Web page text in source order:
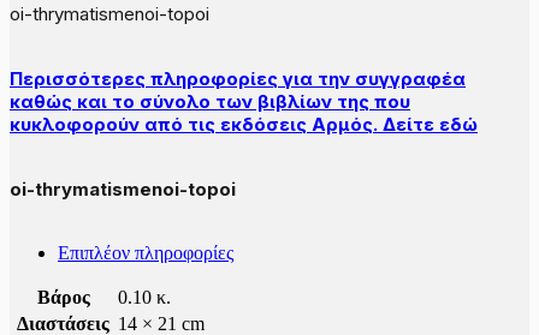
oi-thrymatismenoi-topoi
Περισσότερες πληροφορίες για την συγγραφέα
καθώς και το σύνολο των βιβλίων της που
κυκλοφορούν από τις εκδόσεις Αρμός. Δείτε εδώ
oi-thrymatismenoi-topoi
Επιπλέον πληροφορίες
Βάρος
0.10 κ.
Διαστάσεις 14 × 21 cm